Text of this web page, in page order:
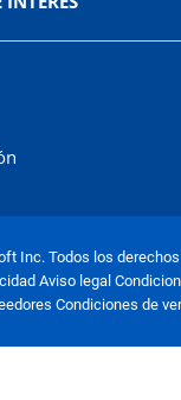
Inc. Todos los
Aviso legal
Condiciones de